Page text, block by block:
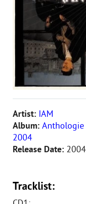
Artist: IAM
Album:
2004
Release Date: 2004
Tracklist: